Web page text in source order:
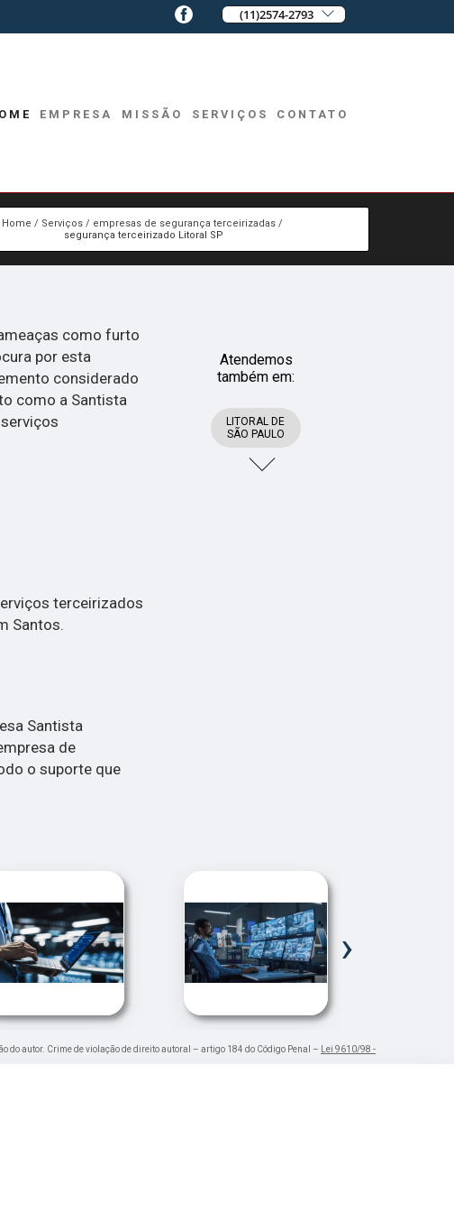
(11)2574-2793
EMPRESA MISSÃO SERVIÇOS CONTATO
Home Serviços
empresas de segurança terceirizadas
segurança terceirizado Litoral SP
como furto
por esta
considerado
como a Santista
terceirizados
Santos.
Santista
de
o suporte que
Atendemos
também em:
LITORAL DE
SÃO PAULO
›
do autor. Crime de violação de direito autoral – artigo 184 do Código Penal –
Lei 9610/98 -